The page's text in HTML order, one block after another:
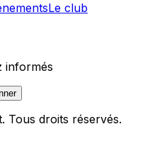
Le club
informés
Tous droits réservés.